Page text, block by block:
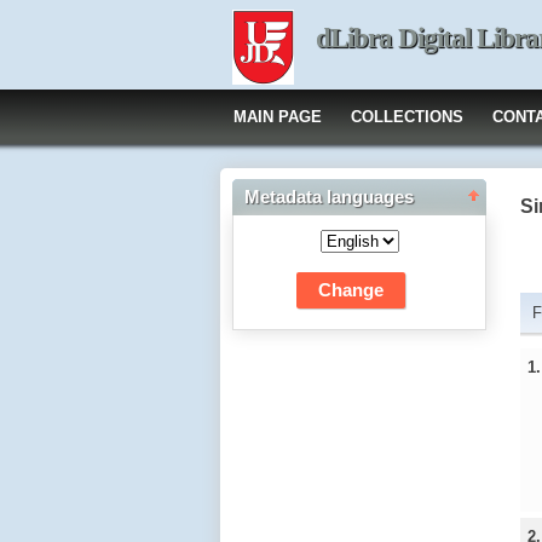
dLibra Digital
MAIN PAGE COLLECTIONS
Metadata languages
1.
2.